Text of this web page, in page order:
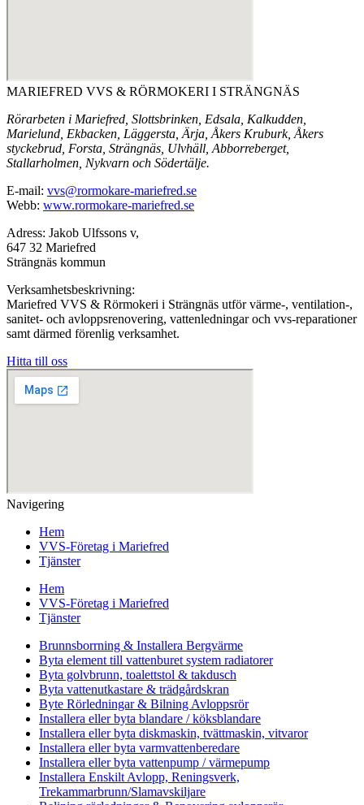
MARIEFRED VVS & RÖRMOKERI I STRÄNGNÄS
Rörarbeten i Mariefred, Slottsbrinken, Edsala, Kalkudden,
Marielund, Ekbacken, Läggersta, Ärja, Åkers Kruburk, Åkers
styckebrud, Forsta, Strängnäs, Ulvhäll, Abborreberget,
Stallarholmen, Nykvarn och Södertälje.
E-mail: vvs@rormokare-mariefred.se
Webb: www.rormokare-mariefred.se
Adress: Jakob Ulfssons v,
647 32 Mariefred
Strängnäs kommun
Verksamhetsbeskrivning:
Mariefred VVS & Rörmokeri i Strängnäs utför värme-, ventilation-,
sanitet- och avloppsrenovering, vattenledningar och vvs-reparationer
samt därmed förenlig verksamhet.
Hitta till oss
Navigering
Hem
VVS-Företag i Mariefred
Tjänster
Hem
VVS-Företag i Mariefred
Tjänster
Brunnsborrning & Installera Bergvärme
Byta element till vattenburet system radiatorer
Byta golvbrunn, toalettstol & takdusch
Byta vattenutkastare & trädgårdskran
Byte Rörledningar & Bilning Avloppsrör
Installera eller byta blandare / köksblandare
Installera eller byta diskmaskin, tvättmaskin, vitvaror
Installera eller byta varmvattenberedare
Installera eller byta vattenpump / värmepump
Installera Enskilt Avlopp, Reningsverk,
Trekammarbrunn/Slamavskiljare